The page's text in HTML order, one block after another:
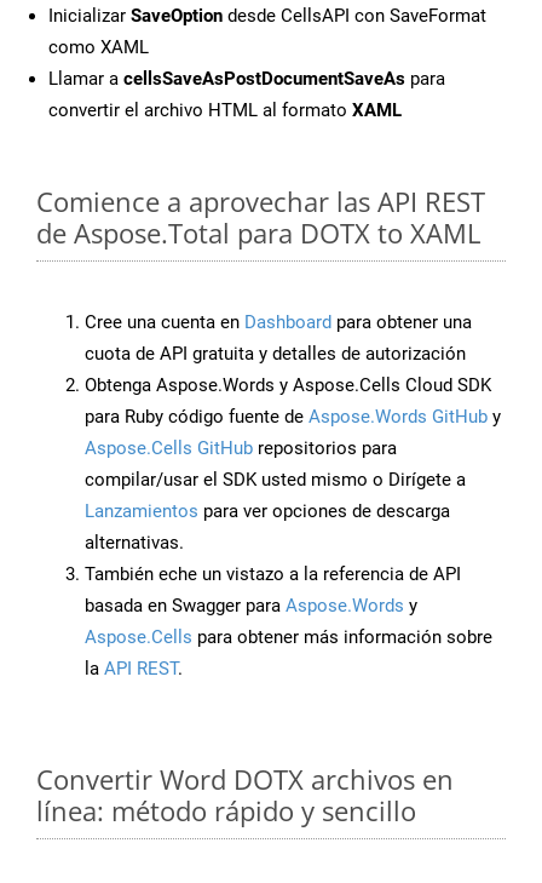
Inicializar SaveOption desde CellsAPI con SaveFormat
como XAML
Llamar a cellsSaveAsPostDocumentSaveAs para
convertir el archivo HTML al formato XAML
Comience a aprovechar las API REST
de Aspose.Total para DOTX to XAML
Cree una cuenta en Dashboard para obtener una
cuota de API gratuita y detalles de autorización
Obtenga Aspose.Words y Aspose.Cells Cloud SDK
para Ruby código fuente de Aspose.Words GitHub y
Aspose.Cells GitHub repositorios para
compilar/usar el SDK usted mismo o Dirígete a
Lanzamientos para ver opciones de descarga
alternativas.
También eche un vistazo a la referencia de API
basada en Swagger para Aspose.Words y
Aspose.Cells para obtener más información sobre
la API REST.
Convertir Word DOTX archivos en
línea: método rápido y sencillo